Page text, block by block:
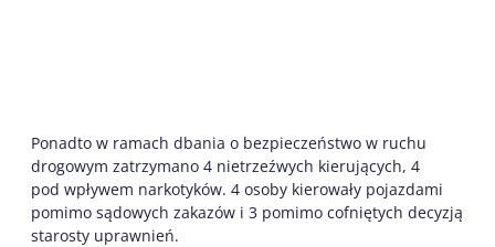
Ponadto w ramach dbania o bezpieczeństwo w ruchu
drogowym zatrzymano 4 nietrzeźwych kierujących, 4
pod wpływem narkotyków. 4 osoby kierowały pojazdami
pomimo sądowych zakazów i 3 pomimo cofniętych decyzją
starosty uprawnień.